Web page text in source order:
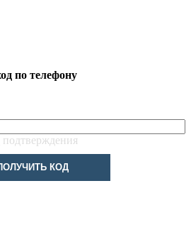
по телефону
подтверждения
КОД